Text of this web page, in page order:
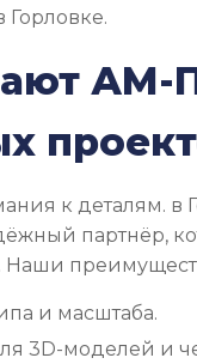
Горловке.
АМ-
к деталям. в
партнёр,
Наши
и масштаба.
3D-моделей и